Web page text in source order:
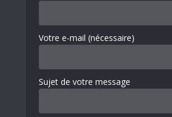
Votre e-mail (nécessaire)
Sujet de votre message